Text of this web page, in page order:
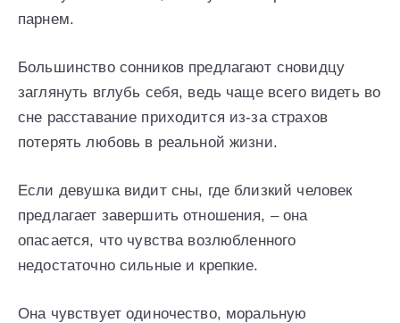
парнем.
Большинство сонников предлагают сновидцу
заглянуть вглубь себя, ведь чаще всего видеть во
сне расставание приходится из-за страхов
потерять любовь в реальной жизни.
Если девушка видит сны, где близкий человек
предлагает завершить отношения, – она
опасается, что чувства возлюбленного
недостаточно сильные и крепкие.
Она чувствует одиночество, моральную